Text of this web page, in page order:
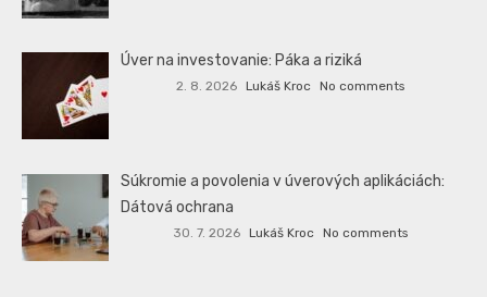
Úver na investovanie: Páka a riziká
2. 8. 2026 Lukáš Kroc No comments
Súkromie a povolenia v úverových aplikáciách:
Dátová ochrana
30. 7. 2026 Lukáš Kroc No comments